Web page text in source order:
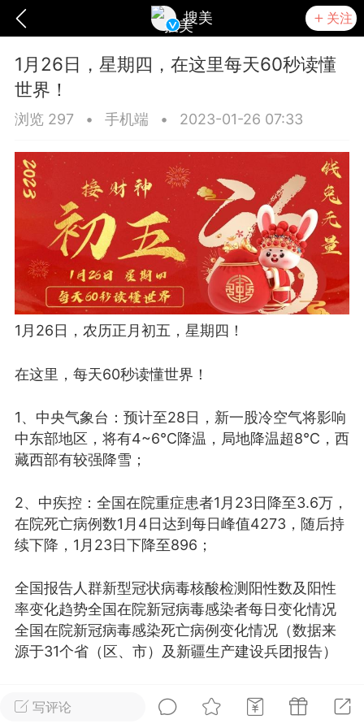
搜美 关注
爆汗熊 卡卡动能素 无创溶斑术
美业357 芯诗妍
每次200金币 点击购买
师 小熊水光
建术
DRYY面膜 微晶溶斑术
26 23:18
电脑端 美业资讯
闪充小白罐
本/双效闪充，养出紧致小白脸！一、项
充小白罐 = 闪充大白肌（仪器）× 草本
护...写评论
1月26日，星期四，在这里每天60秒读懂
世界！
浏览 297 • 手机端 • 2023-01-26 07:33
1月26日，农历正月初五，星期四！
在这里，每天60秒读懂世界！
1、中央气象台：预计至28日，新一股冷空气将影响
中东部地区，将有4~6℃降温，局地降温超8℃，西
藏西部有较强降雪；
2、中疾控：全国在院重症患者1月23日降至3.6万，
在院死亡病例数1月4日达到每日峰值4273，随后持
续下降，1月23日下降至896；
全国报告人群新型冠状病毒核酸检测阳性数及阳性
率变化趋势全国在院新冠病毒感染者每日变化情况
全国在院新冠病毒感染死亡病例变化情况（数据来
源于31个省（区、市）及新疆生产建设兵团报告）
3、外媒：中国香港籍货轮在长崎附近海域沉没，14
人获救，仍有8人失踪，日本和韩国海上保安厅正在